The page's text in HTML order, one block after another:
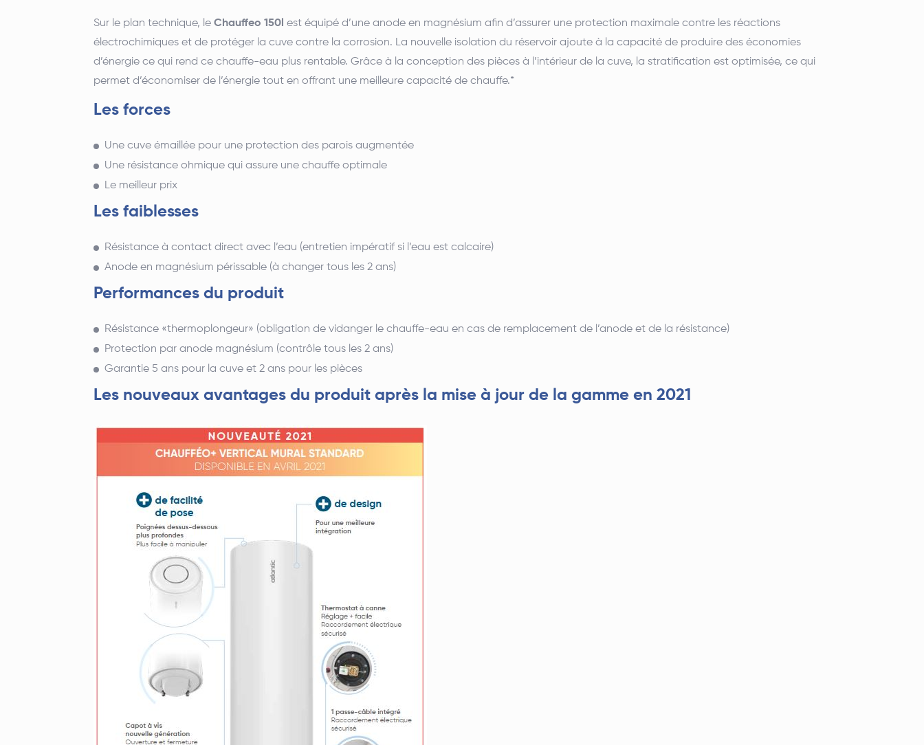
Sur le plan technique, le Chauffeo 150l est équipé d’une anode en magnésium afin d’assurer une protection maximale contre les réactions
électrochimiques et de protéger la cuve contre la corrosion. La nouvelle isolation du réservoir ajoute à la capacité de produire des économies
d’énergie ce qui rend ce chauffe-eau plus rentable. Grâce à la conception des pièces à l’intérieur de la cuve, la stratification est optimisée, ce qui
permet d’économiser de l’énergie tout en offrant une meilleure capacité de chauffe.*
Les forces
Une cuve émaillée pour une protection des parois augmentée
Une résistance ohmique qui assure une chauffe optimale
Le meilleur prix
Les faiblesses
Résistance à contact direct avec l’eau (entretien impératif si l’eau est calcaire)
Anode en magnésium périssable (à changer tous les 2 ans)
Performances du produit
Résistance «thermoplongeur» (obligation de vidanger le chauffe-eau en cas de remplacement de l’anode et de la résistance)
Protection par anode magnésium (contrôle tous les 2 ans)
Garantie 5 ans pour la cuve et 2 ans pour les pièces
Les nouveaux avantages du produit après la mise à jour de la gamme en 2021